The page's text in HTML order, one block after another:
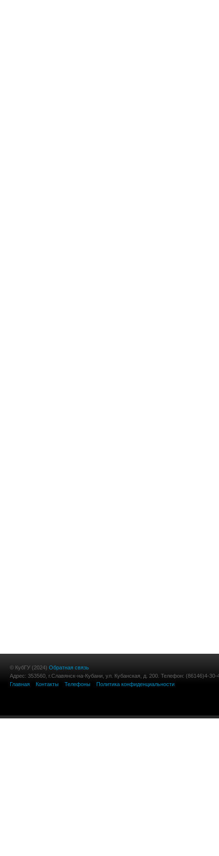
© КубГУ (2024) Обратная связь
Адрес: 353560, г.Славянск-на-Кубани, ул. Кубанская, д. 200. Телефон: (86146)4-30-
Главная
Контакты Телефоны Политика конфиденциальности